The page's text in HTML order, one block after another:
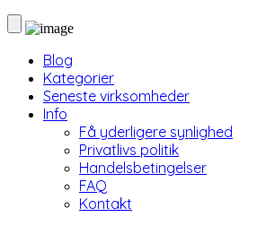
Blog
Kategorier
Seneste virksomheder
Info
Få yderligere synlighed
Privatlivs politik
Handelsbetingelser
FAQ
Kontakt